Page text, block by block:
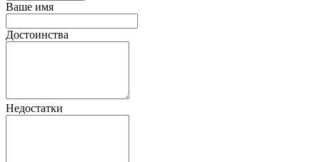
Ваше имя
Достоинства
Недостатки